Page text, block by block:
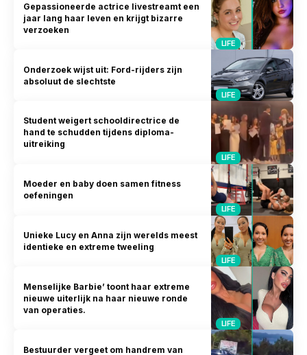
LIFE
Gepassioneerde actrice livestreamt een
jaar lang haar leven en krijgt bizarre
verzoeken
LIFE
Onderzoek wijst uit: Ford-rijders zijn
absoluut de slechtste
LIFE
Student weigert schooldirectrice de
hand te schudden tijdens diploma-
uitreiking
LIFE
Moeder en baby doen samen fitness
oefeningen
LIFE
Unieke Lucy en Anna zijn werelds meest
identieke en extreme tweeling
LIFE
Menselijke Barbie’ toont haar extreme
nieuwe uiterlijk na haar nieuwe ronde
van operaties.
Bestuurder vergeet om handrem van